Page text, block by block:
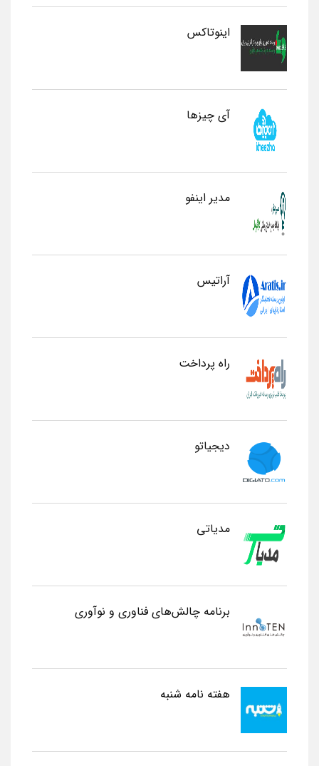
اینوتاکس
آی چیزها
مدیر اینفو
آراتیس
راه پرداخت
دیجیاتو
مدیاتی
برنامه چالش‌های فناوری و نوآوری
هفته نامه شنبه